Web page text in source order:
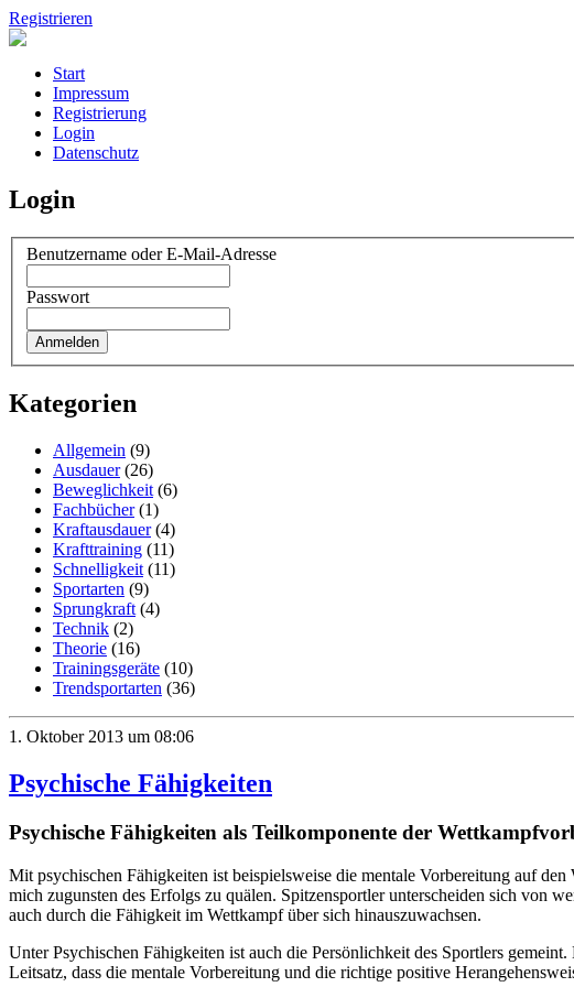
Registrieren
Start
Impressum
Registrierung
Login
Datenschutz
Login
Benutzername oder E-Mail-Adresse
Passwort
Kategorien
Allgemein (9)
Ausdauer(26)
Beweglichkeit (6)
Fachbücher(1)
Kraftausdauer(4)
Krafttraining (11)
Schnelligkeit (11)
Sportarten (9)
Sprungkraft (4)
Technik (2)
Theorie (16)
Trainingsgeräte (10)
Trendsportarten (36)
1. Oktober 2013 um 08:06
Psychische Fähigkeiten
Psychische Fähigkeiten als Teilkomponente der
Mit psychischen Fähigkeiten ist beispielsweise die mentale Vorbereitung auf
mich zugunsten des Erfolgs zu quälen. Spitzensportler unterscheiden sich von
auch durch die Fähigkeit im Wettkampf über sich hinauszuwachsen.
Unter Psychischen Fähigkeiten ist auch die Persönlichkeit des Sportlers
Leitsatz, dass die mentale Vorbereitung und die richtige positive